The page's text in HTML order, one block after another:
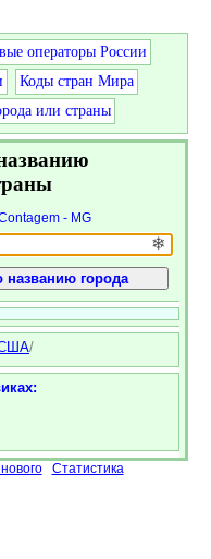
операторы России
Коды стран Мира
или страны
- MG
❄
/
Статистика